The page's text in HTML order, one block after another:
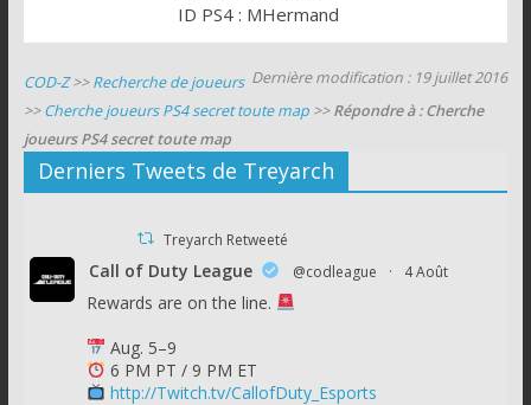
ID PS4 : MHermand
Dernière modification : 19 juillet 2016
COD-Z>>Recherche de joueurs
>>Cherche joueurs PS4 secret toute map>>Répondre à : Cherche
joueurs PS4 secret toute map
Derniers Tweets de Treyarch
Treyarch Retweeté
Call of Duty League @codleague · 4 Août
Rewards are on the line.
Aug. 5–9
6 PM PT / 9 PM ET
http://Twitch.tv/CallofDuty_Esports